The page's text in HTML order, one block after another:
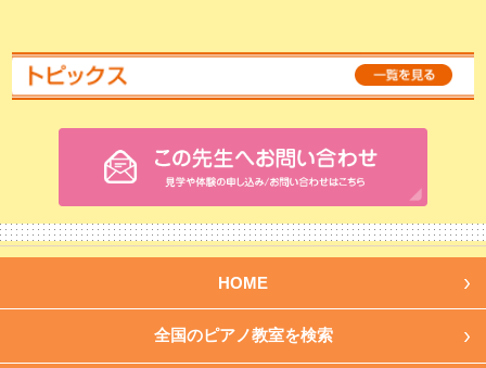
HOME
全国のピアノ教室を検索